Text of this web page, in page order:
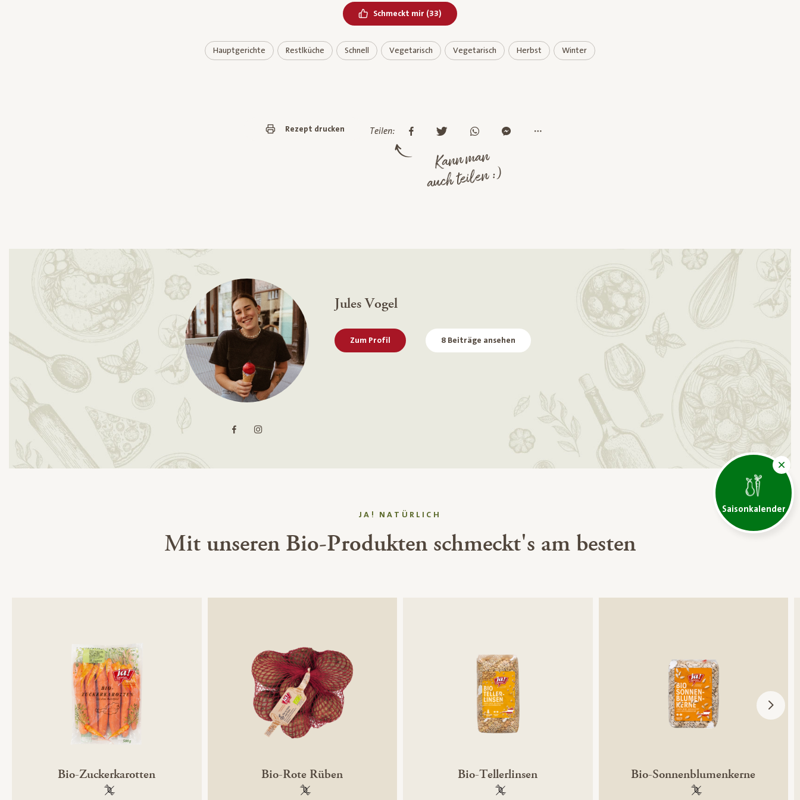
Saisonkalender
Schmeckt mir Bereits geliked
(33)
Hauptgerichte Restlküche Schnell Vegetarisch Vegetarisch Herbst Winter
Rezept drucken Teilen:
Kann man
auch teilen :)
Jules Vogel
Zum Profil 8 Beiträge ansehen
JA! NATÜRLICH
Mit unseren Bio-Produkten schmeckt's am besten
Bio-Zuckerkarotten
100 % gentechnikfrei
Bio-Rote Rüben
100 % gentechnikfrei
Bio-Tellerlinsen
100 % gentechnikfrei
Bio-Sonnenblumenkerne
100 % gentechnikfrei